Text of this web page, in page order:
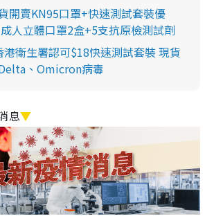
開賣KN95口罩+快速測試套裝優
人立體口罩2盒+5支抗原檢測試劑
港衛生署認可$18快速測試套裝 現貨
、Omicron病毒
息▼